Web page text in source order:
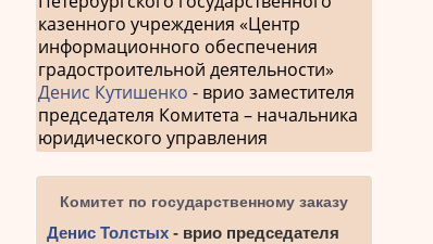
казенного учреждения «Центр
информационного обеспечения
градостроительной деятельности»
Денис Кутишенко - врио заместителя
председателя Комитета – начальника
юридического управления
Комитет по государственному заказу
Денис Толстых - врио председателя